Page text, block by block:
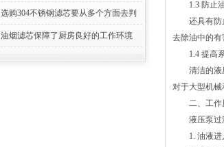
选购304不锈钢滤芯要从多个方面去判
断
油烟滤芯保障了厨房良好的工作环境
1.3 防止油
还具有防止
去除油中的有
1.4 提高系
清洁的液压
对于大型机械
二、工作
液压泵过滤
1. 油液进入